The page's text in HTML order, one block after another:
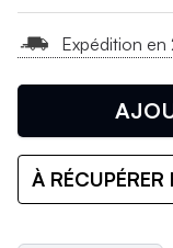
Expédition en
À